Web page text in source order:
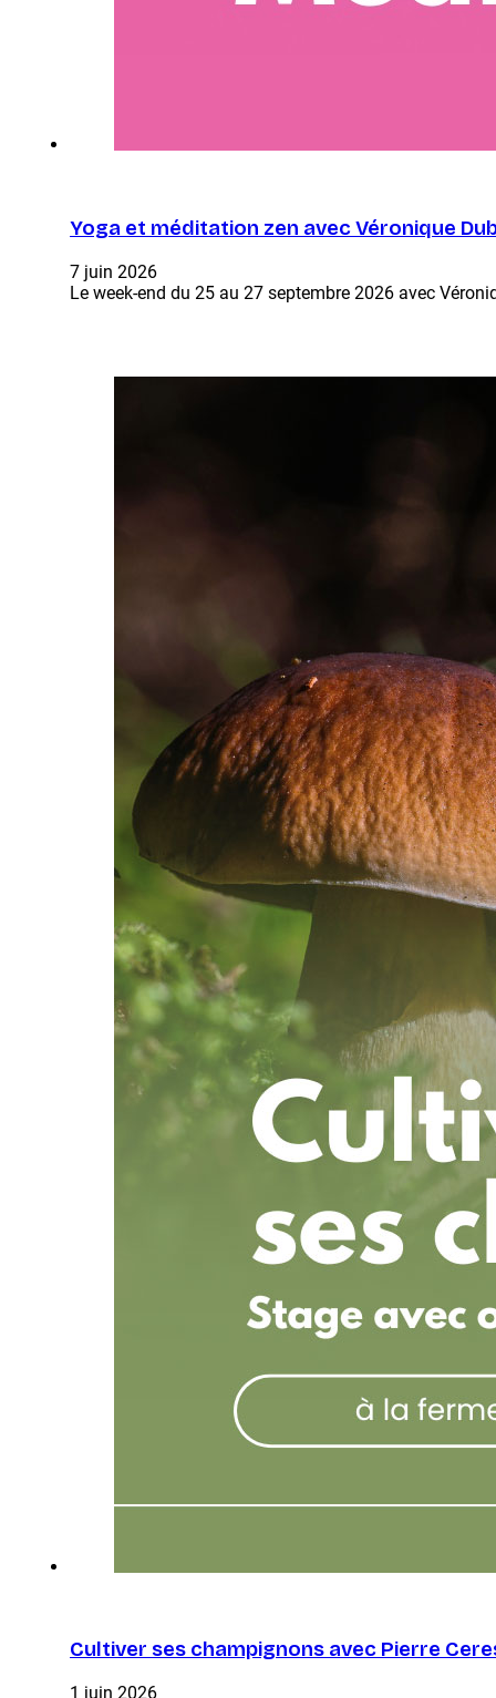
Yoga et méditation zen avec Véronique
7 juin 2026
Le week-end du 25 au 27 septembre 2026 avec
Cultiver ses champignons avec Pierre
1 juin 2026